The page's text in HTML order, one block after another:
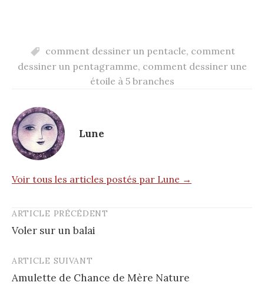
comment dessiner un pentacle, comment
dessiner un pentagramme, comment dessiner une
étoile à 5 branches
Lune
Voir tous les articles postés par Lune →
Post
navigation
ARTICLE PRÉCÉDENT
Voler sur un balai
ARTICLE SUIVANT
Amulette de Chance de Mère Nature